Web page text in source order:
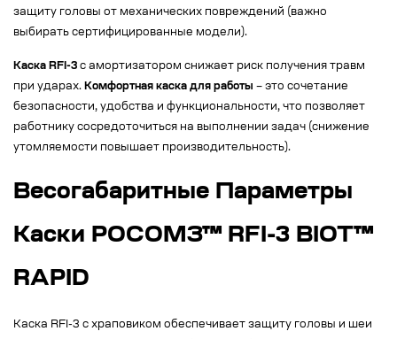
защиту головы от механических повреждений (важно
выбирать сертифицированные модели).
Каска RFI-3 с амортизатором снижает риск получения травм
при ударах. Комфортная каска для работы – это сочетание
безопасности, удобства и функциональности, что позволяет
работнику сосредоточиться на выполнении задач (снижение
утомляемости повышает производительность).
Весогабаритные Параметры
Каски РОСОМЗ™ RFI-3 BIOT™
RAPID
Каска RFI-3 с храповиком обеспечивает защиту головы и шеи